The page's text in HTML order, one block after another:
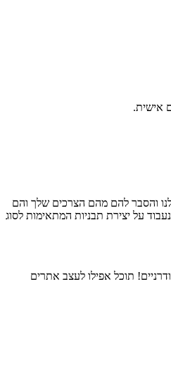
פעולה זו תפתח את חלון השיחה מול התמיכה שלנו בצ'אט אונליין 24/7. דבר עם התומכים שלנו והסבר להם מהם הצרכים שלך והם
על יצירת תבניות המתאימות לסוג
תוכל אפילו לעצב אתרים